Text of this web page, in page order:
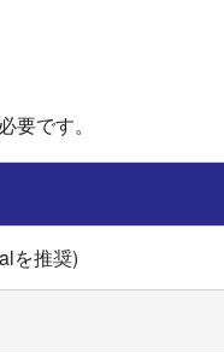
要です。
を推奨)